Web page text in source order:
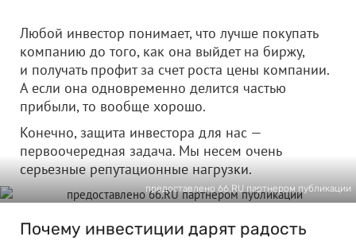
Любой инвестор понимает, что лучше покупать
компанию до того, как она выйдет на биржу,
и получать профит за счет роста цены компании.
А если она одновременно делится частью
прибыли, то вообще хорошо.
Конечно, защита инвестора для нас —
первоочередная задача. Мы несем очень
серьезные репутационные нагрузки.
предоставлено 66.RU партнером публикации
Почему инвестиции дарят радость